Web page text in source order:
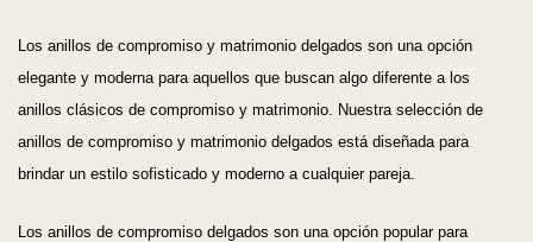
Los anillos de compromiso y matrimonio delgados son una opción
elegante y moderna para aquellos que buscan algo diferente a los
anillos clásicos de compromiso y matrimonio. Nuestra selección de
anillos de compromiso y matrimonio delgados está diseñada para
brindar un estilo sofisticado y moderno a cualquier pareja.
Los anillos de compromiso delgados son una opción popular para